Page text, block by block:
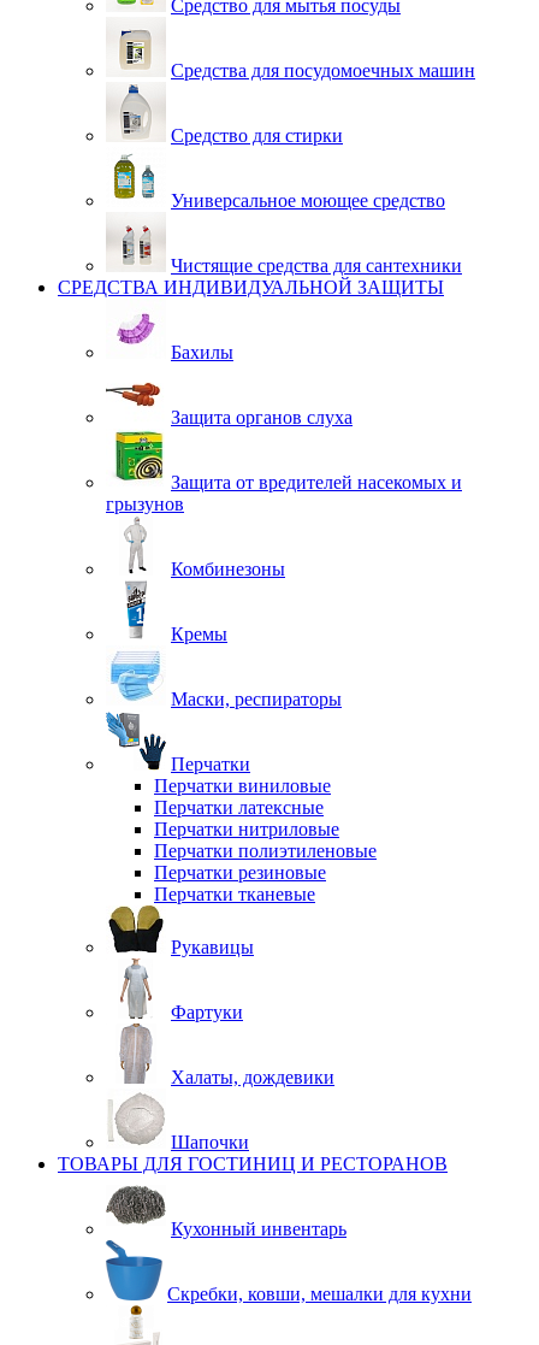
Средство для мытья посуды
Средства для посудомоечных машин
Средство для стирки
Универсальное моющее средство
Чистящие средства для сантехники
СРЕДСТВА ИНДИВИДУАЛЬНОЙ ЗАЩИТЫ
Бахилы
Защита органов слуха
Защита от вредителей насекомых и
грызунов
Комбинезоны
Кремы
Маски, респираторы
Перчатки
Перчатки виниловые
Перчатки латексные
Перчатки нитриловые
Перчатки полиэтиленовые
Перчатки резиновые
Перчатки тканевые
Рукавицы
Фартуки
Халаты, дождевики
Шапочки
ТОВАРЫ ДЛЯ ГОСТИНИЦ И РЕСТОРАНОВ
Кухонный инвентарь
Скребки, ковши, мешалки для кухни